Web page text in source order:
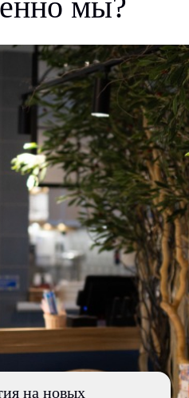
на новых